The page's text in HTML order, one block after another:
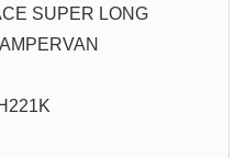
SUPER LONG